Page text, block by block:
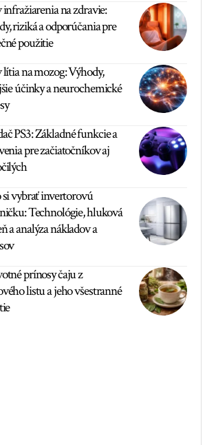
na zdravie:
riziká a odporúčania pre
použitie
na mozog: Výhody,
účinky a neurochemické
PS3: Základné funkcie a
pre začiatočníkov aj
si vybrať invertorovú
Technológie, hluková
a analýza nákladov a
prínosy čaju z
listu a jeho všestranné